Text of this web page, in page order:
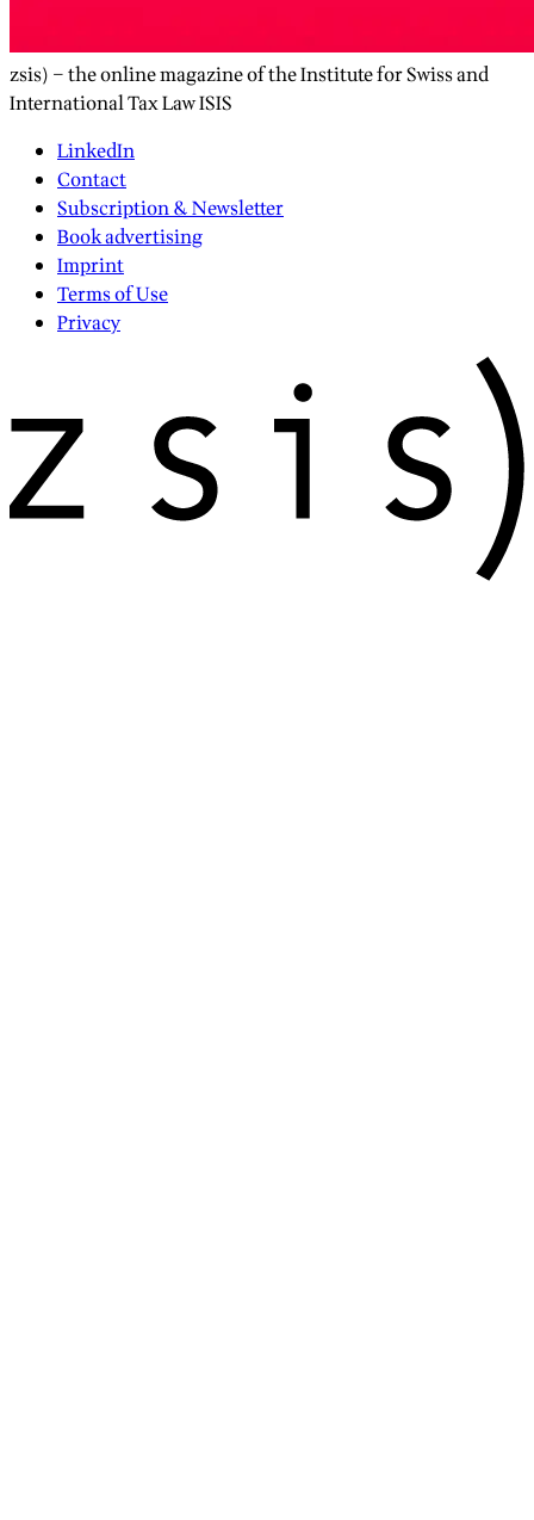
zsis) – the online magazine of the Institute for Swiss and
International Tax Law ISIS
LinkedIn
Contact
Subscription & Newsletter
Book advertising
Imprint
Terms of Use
Privacy